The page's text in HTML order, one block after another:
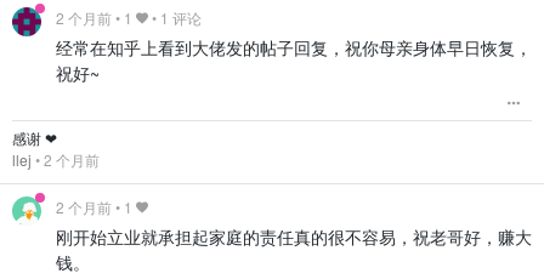
2 个月前• 1 • 1 评论
经常在知乎上看到大佬发的帖子回复，祝你母亲身体早日恢复，
祝好~
感谢 ❤️
llej •2 个月前
2 个月前• 1
刚开始立业就承担起家庭的责任真的很不容易，祝老哥好，赚大
钱。